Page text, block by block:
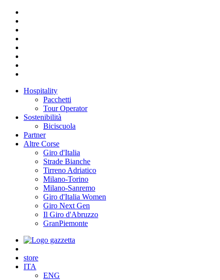
Hospitality
Pacchetti
Tour Operator
Sostenibilità
Biciscuola
Partner
Altre Corse
Giro d'Italia
Strade Bianche
Tirreno Adriatico
Milano-Torino
Milano-Sanremo
Giro d'Italia Women
Giro Next Gen
Il Giro d'Abruzzo
GranPiemonte
store
ITA
ENG